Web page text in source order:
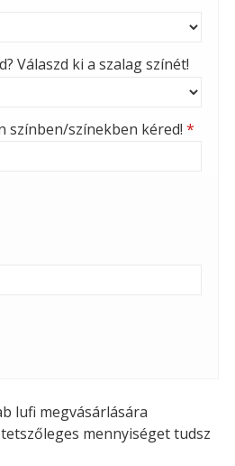
Válaszd ki a szalag színét!
színben/színekben kéred! *
lufi megvásárlására
mennyiséget tudsz